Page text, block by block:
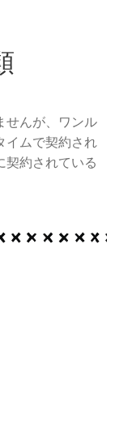
せんが、ワンル
イムで契約され
契約されている